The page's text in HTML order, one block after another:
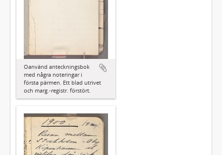
Oanvänd anteckningsbok
med några noteringar i
första pärmen. Ett blad utrivet
och marg.-registr. förstört.